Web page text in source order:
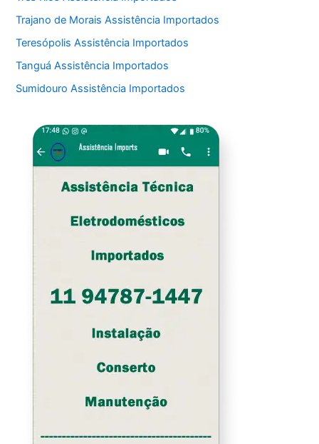
Trajano de Morais Assistência Importados
Teresópolis Assistência Importados
Tanguá Assistência Importados
Sumidouro Assistência Importados